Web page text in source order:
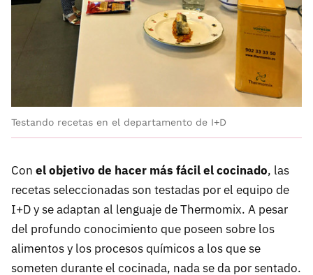
Testando recetas en el departamento de I+D
Con el objetivo de hacer más fácil el cocinado, las
recetas seleccionadas son testadas por el equipo de
I+D y se adaptan al lenguaje de Thermomix. A pesar
del profundo conocimiento que poseen sobre los
alimentos y los procesos químicos a los que se
someten durante el cocinada, nada se da por sentado.